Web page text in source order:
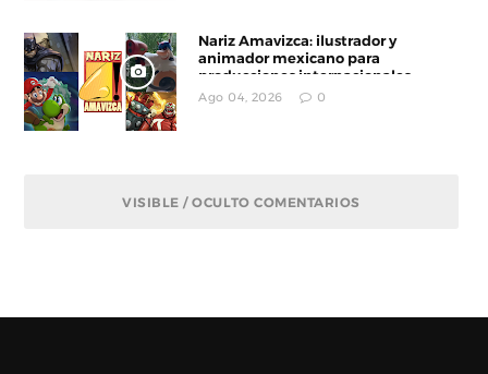
Nariz Amavizca: ilustrador y
animador mexicano para
producciones internacionales
Ago 04, 2026 0
VISIBLE / OCULTO COMENTARIOS